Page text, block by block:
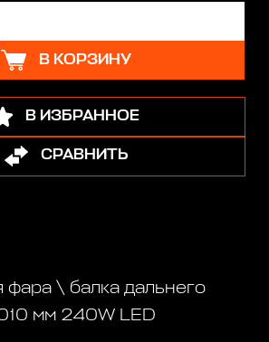
В КОРЗИНУ
В ИЗБРАННОЕ
СРАВНИТЬ
фара \ балка дальнего
мм 240W LED